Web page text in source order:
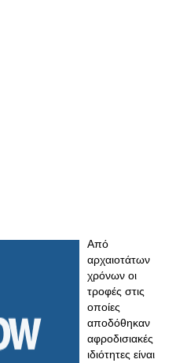
Από
αρχαιοτάτων
χρόνων οι
τροφές στις
οποίες
αποδόθηκαν
αφροδισιακές
ιδιότητες είναι